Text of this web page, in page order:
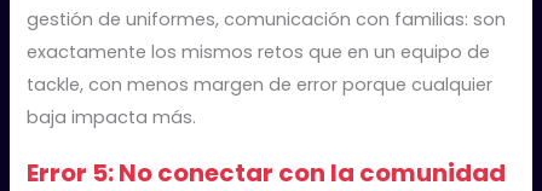
gestión de uniformes, comunicación con familias: son
exactamente los mismos retos que en un equipo de
tackle, con menos margen de error porque cualquier
baja impacta más.
Error 5: No conectar con la comunidad